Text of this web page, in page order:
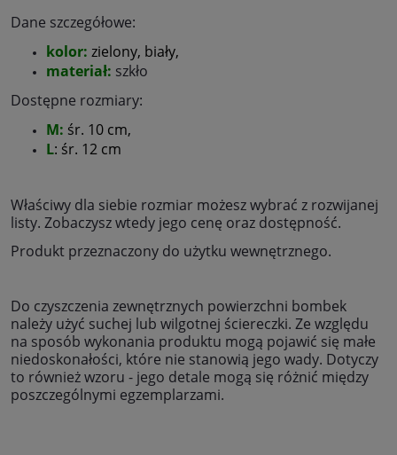
Dane szczegółowe:
kolor: zielony, biały,
materiał: szkło
Dostępne rozmiary:
M: śr. 10 cm,
L: śr. 12 cm
Właściwy dla siebie rozmiar możesz wybrać z rozwijanej
listy. Zobaczysz wtedy jego cenę oraz dostępność.
Produkt przeznaczony do użytku wewnętrznego.
Do czyszczenia zewnętrznych powierzchni bombek
należy użyć suchej lub wilgotnej ściereczki. Ze względu
na sposób wykonania produktu mogą pojawić się małe
niedoskonałości, które nie stanowią jego wady. Dotyczy
to również wzoru - jego detale mogą się różnić między
poszczególnymi egzemplarzami.